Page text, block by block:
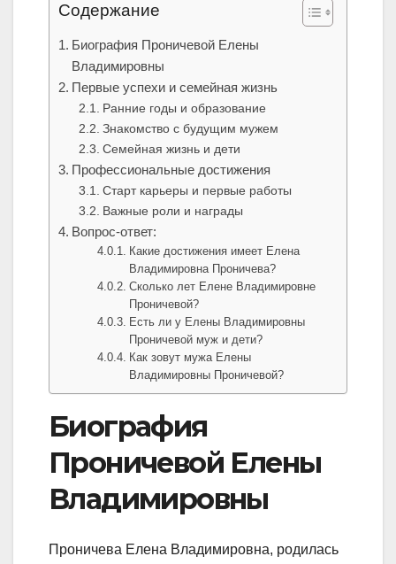
Содержание
Биография Проничевой Елены
Владимировны
Первые успехи и семейная жизнь
Ранние годы и образование
Знакомство с будущим мужем
Семейная жизнь и дети
Профессиональные достижения
Старт карьеры и первые работы
Важные роли и награды
Вопрос-ответ:
Какие достижения имеет Елена
Владимировна Проничева?
Сколько лет Елене Владимировне
Проничевой?
Есть ли у Елены Владимировны
Проничевой муж и дети?
Как зовут мужа Елены
Владимировны Проничевой?
Биография
Проничевой Елены
Владимировны
Проничева Елена Владимировна, родилась